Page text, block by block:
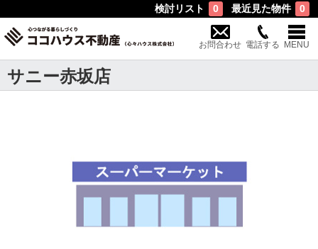
検討リスト 0 最近見た物件 0
お問合わせ 電話する MENU
サニー赤坂店